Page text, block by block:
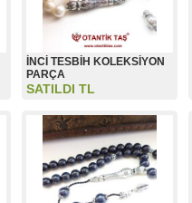
İNCİ TESBİH KOLEKSİYON
PARÇA
SATILDI TL